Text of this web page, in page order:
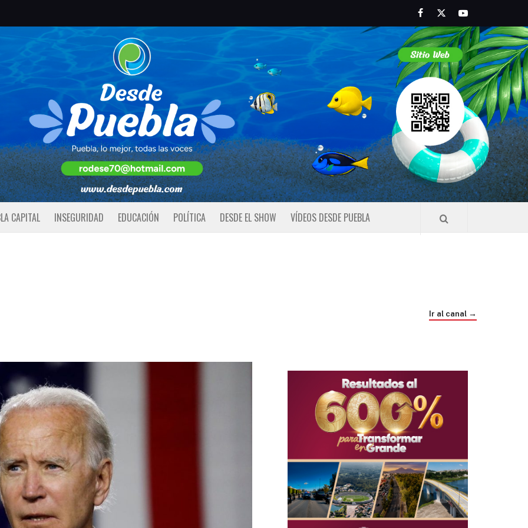
FacebookTwitterYoutube
CAPITAL INSEGURIDAD EDUCACIÓN POLÍTICA DESDE EL SHOW VÍDEOS DESDE PUEBLA
Ir al canal →